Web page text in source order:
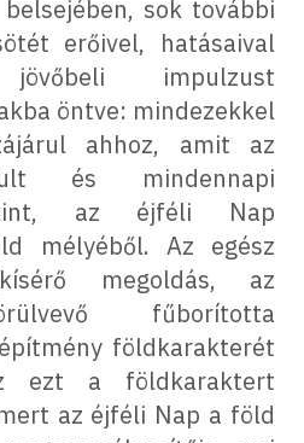
sok további
erőivel, hatásaival
jövőbeli impulzust
öntve: mindezekkel
ahhoz, amit az
és mindennapi
az éjféli Nap
mélyéből. Az egész
megoldás, az
fűborította
földkarakterét
ezt a földkaraktert
az éjféli Nap a föld